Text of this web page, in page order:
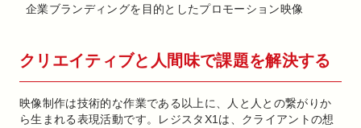
企業ブランディングを目的としたプロモーション映像
クリエイティブと人間味で課題を解決する
映像制作は技術的な作業である以上に、人と人との繋がりか
ら生まれる表現活動です。レジスタX1は、クライアントの想